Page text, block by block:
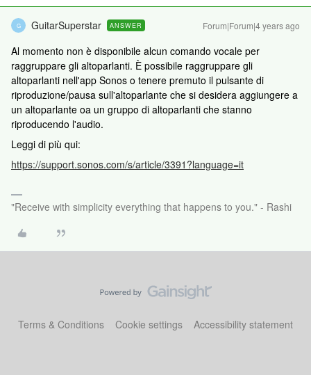
G GuitarSuperstar ANSWER Forum|Forum|4 years ago
Al momento non è disponibile alcun comando vocale per
raggruppare gli altoparlanti. È possibile raggruppare gli
altoparlanti nell'app Sonos o tenere premuto il pulsante di
riproduzione/pausa sull'altoparlante che si desidera aggiungere a
un altoparlante oa un gruppo di altoparlanti che stanno
riproducendo l'audio.
Leggi di più qui:
https://support.sonos.com/s/article/3391?language=it
"Receive with simplicity everything that happens to you." - Rashi
Terms & Conditions Cookie settings Accessibility statement